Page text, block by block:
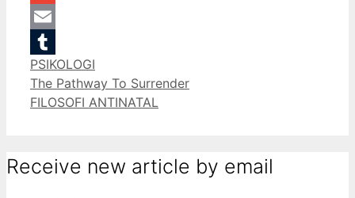
Gmail
Email
Tumblr
Categories
PSIKOLOGI
The Pathway To Surrender
FILOSOFI ANTINATAL
Receive new article by email